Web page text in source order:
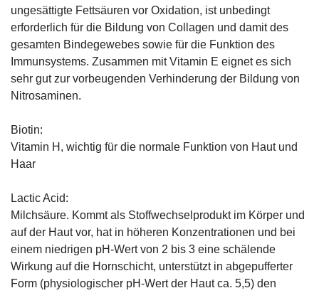
ungesättigte Fettsäuren vor Oxidation, ist unbedingt
erforderlich für die Bildung von Collagen und damit des
gesamten Bindegewebes sowie für die Funktion des
Immunsystems. Zusammen mit Vitamin E eignet es sich
sehr gut zur vorbeugenden Verhinderung der Bildung von
Nitrosaminen.
Biotin:
Vitamin H, wichtig für die normale Funktion von Haut und
Haar
Lactic Acid:
Milchsäure. Kommt als Stoffwechselprodukt im Körper und
auf der Haut vor, hat in höheren Konzentrationen und bei
einem niedrigen pH-Wert von 2 bis 3 eine schälende
Wirkung auf die Hornschicht, unterstützt in abgepufferter
Form (physiologischer pH-Wert der Haut ca. 5,5) den